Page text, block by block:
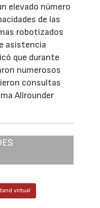
elevado número
de las
robotizados
asistencia
que durante
numerosos
consultas
Allrounder
virtual